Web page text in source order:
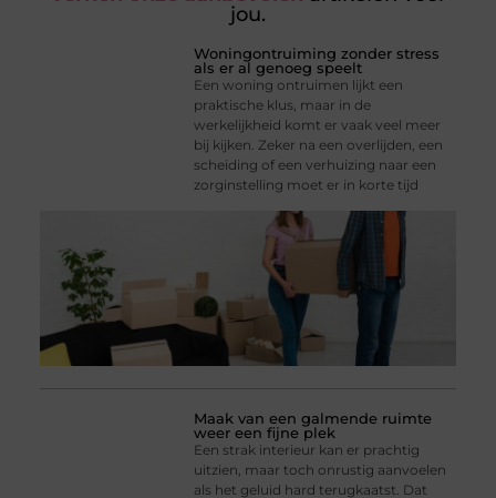
jou.
Woningontruiming zonder stress
als er al genoeg speelt
Een woning ontruimen lijkt een
praktische klus, maar in de
werkelijkheid komt er vaak veel meer
bij kijken. Zeker na een overlijden, een
scheiding of een verhuizing naar een
zorginstelling moet er in korte tijd
Maak van een galmende ruimte
weer een fijne plek
Een strak interieur kan er prachtig
uitzien, maar toch onrustig aanvoelen
als het geluid hard terugkaatst. Dat